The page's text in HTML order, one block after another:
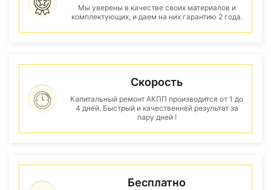
Мы уверены в качестве своих материалов и
комплектующих, и даем на них гарантию 2 года.
Скорость
Капитальный ремонт АКПП производится от 1 до
4 дней. Быстрый и качественнвй результат за
пару дней !
Бесплатно